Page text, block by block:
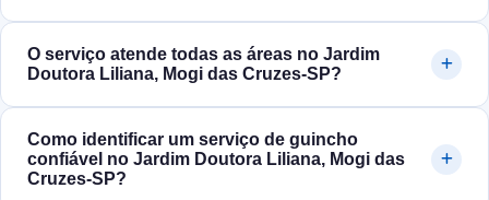
O serviço atende todas as áreas no Jardim
Doutora Liliana, Mogi das Cruzes‑SP?
Como identificar um serviço de guincho
confiável no Jardim Doutora Liliana, Mogi das
Cruzes‑SP?